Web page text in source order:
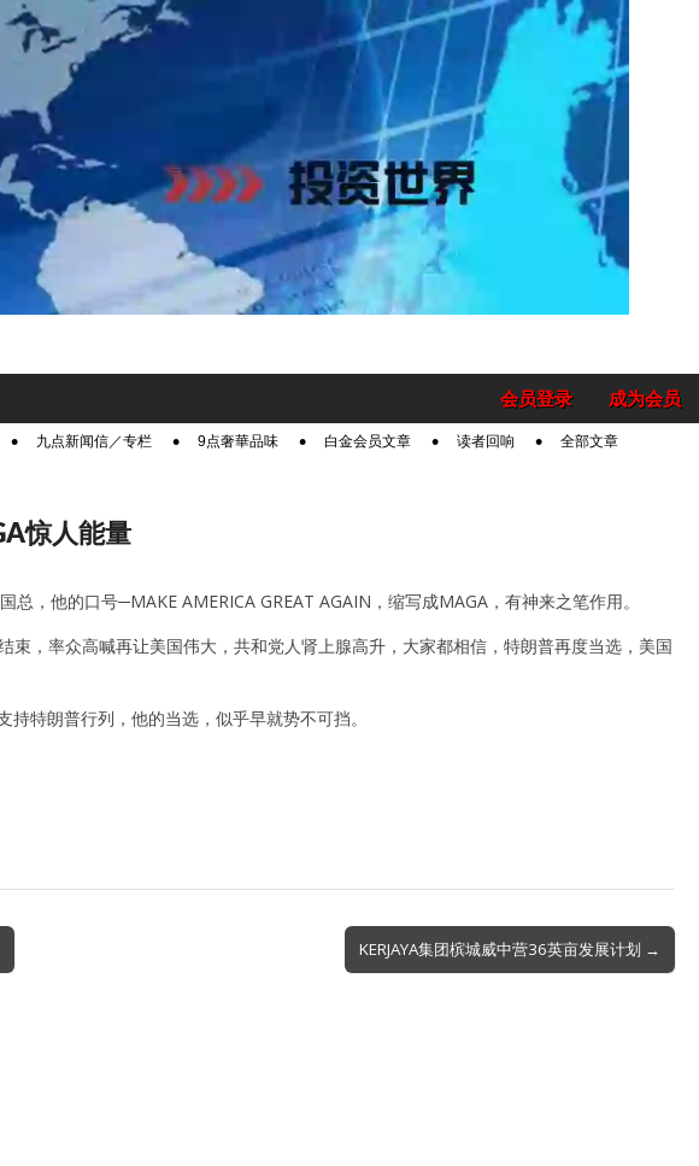
成为会员
会员登录
九点新闻信／专栏 9点奢華品味 白金会员文章 读者回响 全部文章
惊人能量
，他的口号─MAKE AMERICA GREAT AGAIN，缩写成MAGA，有神来之笔作用。
，率众高喊再让美国伟大，共和党人肾上腺高升，大家都相信，特朗普再度当选，美国
特朗普行列，他的当选，似乎早就势不可挡。
KERJAYA集团槟城威中营36英亩发展计划 →